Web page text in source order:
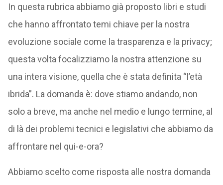
In questa rubrica abbiamo già proposto libri e studi
che hanno affrontato temi chiave per la nostra
evoluzione sociale come la trasparenza e la privacy;
questa volta focalizziamo la nostra attenzione su
una intera visione, quella che è stata definita “l’età
ibrida”. La domanda è: dove stiamo andando, non
solo a breve, ma anche nel medio e lungo termine, al
di là dei problemi tecnici e legislativi che abbiamo da
affrontare nel qui-e-ora?
Abbiamo scelto come risposta alle nostra domanda